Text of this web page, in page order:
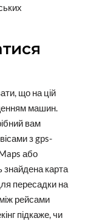
що на цій
машин.
вам
з gps-
або
знайдена карта
пересадки на
рейсами
підкаже, чи